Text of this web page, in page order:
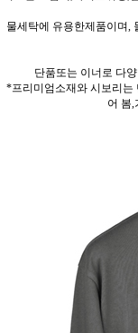
물세탁에 유용한제품이며,
단품또는 이너로 다
*프리미엄소재와 시보리는
어 봄,